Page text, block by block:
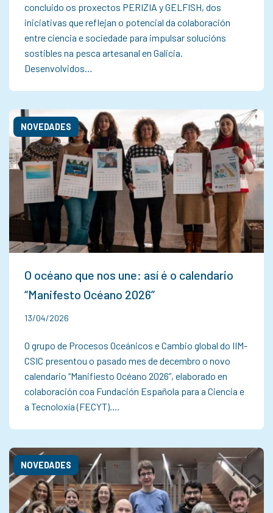
concluido os proxectos PERIZIA y GELFISH, dos
iniciativas que reflejan o potencial da colaboración
entre ciencia e sociedade para impulsar solucións
sostibles na pesca artesanal en Galicia.
Desenvolvidos…
O océano que nos une: así é o calendario
“Manifesto Océano 2026”
NOVEDADES
13/04/2026
O grupo de Procesos Oceánicos e Cambio global do IIM-
CSIC presentou o pasado mes de decembro o novo
calendario “Manifiesto Océano 2026”, elaborado en
colaboración coa Fundación Española para a Ciencia e
a Tecnoloxía (FECYT).…
NOVEDADES